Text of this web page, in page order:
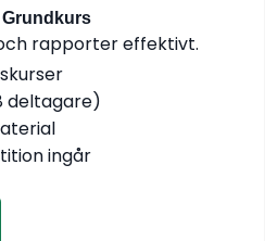
rapporter effektivt.
deltagare)
ingår